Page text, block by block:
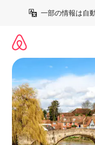
一部の情報は自